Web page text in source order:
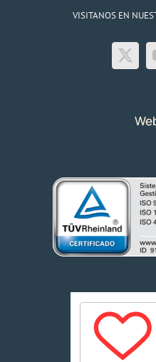
VISITANOS EN